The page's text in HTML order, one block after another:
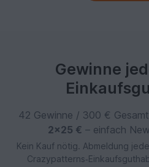
Gewinne
42 Gewinne / 300 €
2×25 € – einfach
Kein Kauf nötig. Abmeldung